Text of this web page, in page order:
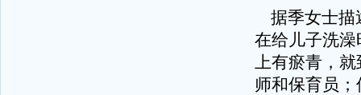
据季女士描
在给儿子洗
上有瘀青，
师和保育员